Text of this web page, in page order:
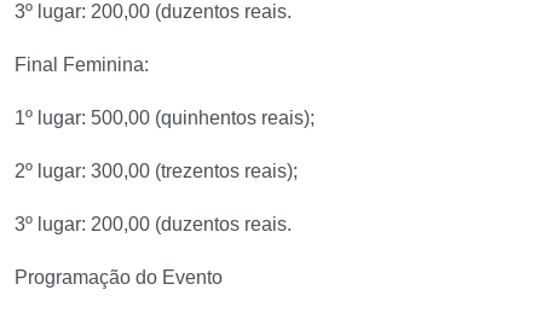
3º lugar: 200,00 (duzentos reais.
Final Feminina:
1º lugar: 500,00 (quinhentos reais);
2º lugar: 300,00 (trezentos reais);
3º lugar: 200,00 (duzentos reais.
Programação do Evento